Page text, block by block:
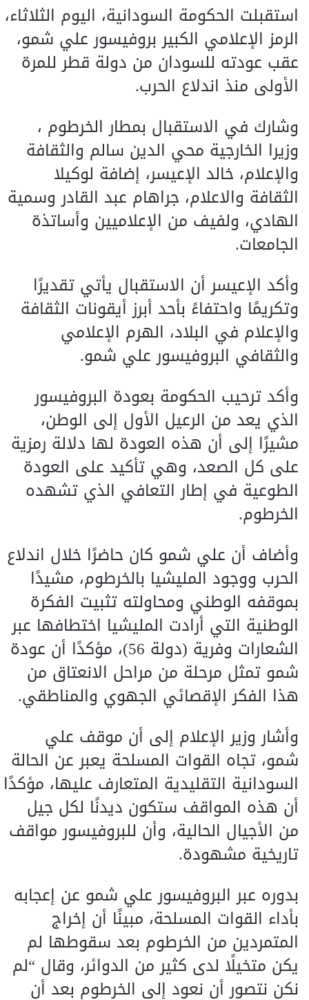
استقبلت الحكومة السودانية، اليوم الثلاثاء،
الرمز الإعلامي الكبير بروفيسور علي شمو،
عقب عودته للسودان من دولة قطر للمرة
الأولى منذ اندلاع الحرب.
وشارك في الاستقبال بمطار الخرطوم ،
وزيرا الخارجية محي الدين سالم والثقافة
والإعلام، خالد الإعيسر، إضافة لوكيلا
الثقافة والاعلام، جراهام عبد القادر وسمية
الهادي، ولفيف من الإعلاميين وأساتذة
الجامعات.
وأكد الإعيسر أن الاستقبال يأتي تقديرًا
وتكريمًا واحتفاءً بأحد أبرز أيقونات الثقافة
والإعلام في البلاد، الهرم الإعلامي
والثقافي البروفيسور علي شمو.
وأكد ترحيب الحكومة بعودة البروفيسور
الذي يعد من الرعيل الأول إلى الوطن،
مشيرًا إلى أن هذه العودة لها دلالة رمزية
على كل الصعد، وهي تأكيد على العودة
الطوعية في إطار التعافي الذي تشهده
الخرطوم.
وأضاف أن علي شمو كان حاضرًا خلال اندلاع
الحرب ووجود المليشيا بالخرطوم، مشيدًا
بموقفه الوطني ومحاولته تثبيت الفكرة
الوطنية التي أرادت المليشيا اختطافها عبر
الشعارات وفرية (دولة 56)، مؤكدًا أن عودة
شمو تمثل مرحلة من مراحل الانعتاق من
هذا الفكر الإقصائي الجهوي والمناطقي.
وأشار وزير الإعلام إلى أن موقف علي
شمو، تجاه القوات المسلحة يعبر عن الحالة
السودانية التقليدية المتعارف عليها، مؤكدًا
أن هذه المواقف ستكون ديدنًا لكل جيل
من الأجيال الحالية، وأن للبروفيسور مواقف
تاريخية مشهودة.
بدوره عبر البروفيسور علي شمو عن إعجابه
بأداء القوات المسلحة، مبينًا أن إخراج
المتمردين من الخرطوم بعد سقوطها لم
يكن متخيلًا لدى كثير من الدوائر، وقال “لم
نكن نتصور أن نعود إلى الخرطوم بعد أن